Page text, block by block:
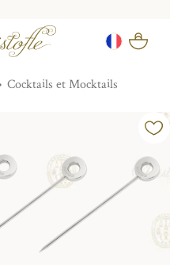
Cocktails et Mocktails